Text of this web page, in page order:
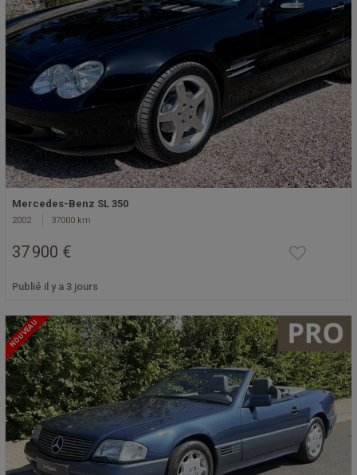
Mercedes-Benz SL 350
2002 37000 km
37 900 €
Publié il y a 3 jours
NOUVEAU